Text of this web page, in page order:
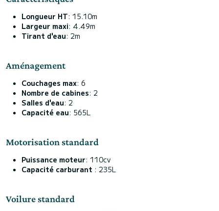
Longueur HT: 15.10m
Largeur maxi: 4.49m
Tirant d'eau: 2m
Aménagement
Couchages max: 6
Nombre de cabines: 2
Salles d'eau: 2
Capacité eau: 565L
Motorisation standard
Puissance moteur: 110cv
Capacité carburant : 235L
Voilure standard